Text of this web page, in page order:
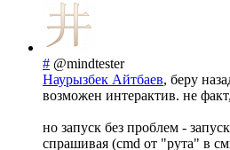
# @mindtester
Наурызбек Айтбаев, беру
возможен интерактив. не
но запуск без проблем -
спрашивая (cmd от "рута" в